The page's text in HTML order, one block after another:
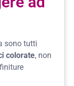
sono tutti
colorate, non